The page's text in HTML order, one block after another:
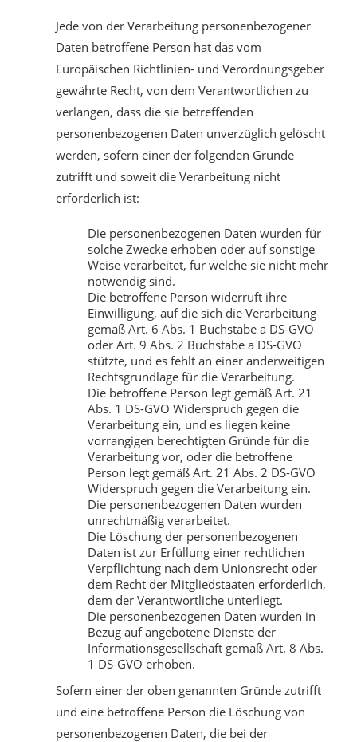
Jede von der Verarbeitung personenbezogener
Daten betroffene Person hat das vom
Europäischen Richtlinien- und Verordnungsgeber
gewährte Recht, von dem Verantwortlichen zu
verlangen, dass die sie betreffenden
personenbezogenen Daten unverzüglich gelöscht
werden, sofern einer der folgenden Gründe
zutrifft und soweit die Verarbeitung nicht
erforderlich ist:
Die personenbezogenen Daten wurden für
solche Zwecke erhoben oder auf sonstige
Weise verarbeitet, für welche sie nicht mehr
notwendig sind.
Die betroffene Person widerruft ihre
Einwilligung, auf die sich die Verarbeitung
gemäß Art. 6 Abs. 1 Buchstabe a DS-GVO
oder Art. 9 Abs. 2 Buchstabe a DS-GVO
stützte, und es fehlt an einer anderweitigen
Rechtsgrundlage für die Verarbeitung.
Die betroffene Person legt gemäß Art. 21
Abs. 1 DS-GVO Widerspruch gegen die
Verarbeitung ein, und es liegen keine
vorrangigen berechtigten Gründe für die
Verarbeitung vor, oder die betroffene
Person legt gemäß Art. 21 Abs. 2 DS-GVO
Widerspruch gegen die Verarbeitung ein.
Die personenbezogenen Daten wurden
unrechtmäßig verarbeitet.
Die Löschung der personenbezogenen
Daten ist zur Erfüllung einer rechtlichen
Verpflichtung nach dem Unionsrecht oder
dem Recht der Mitgliedstaaten erforderlich,
dem der Verantwortliche unterliegt.
Die personenbezogenen Daten wurden in
Bezug auf angebotene Dienste der
Informationsgesellschaft gemäß Art. 8 Abs.
1 DS-GVO erhoben.
Sofern einer der oben genannten Gründe zutrifft
und eine betroffene Person die Löschung von
personenbezogenen Daten, die bei der